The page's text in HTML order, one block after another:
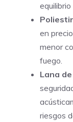
en
menor
fuego.
Lana de
riesgos